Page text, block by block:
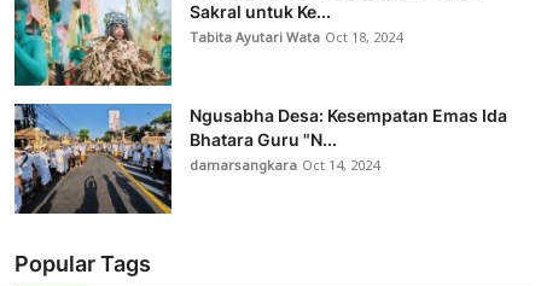
Sakral untuk Ke...
Tabita Ayutari Wata Oct 18, 2024
Ngusabha Desa: Kesempatan Emas Ida
Bhatara Guru "N...
damarsangkara Oct 14, 2024
Popular Tags